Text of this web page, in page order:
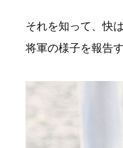
それを知って、快
将軍の様子を報告